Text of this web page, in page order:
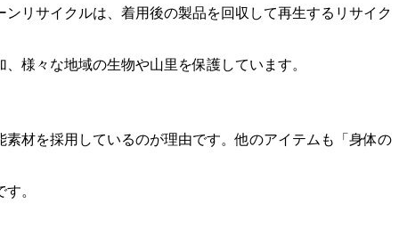
ンリサイクルは、着用後の製品を回収して再生するリサイク
様々な地域の生物や山里を保護しています。
材を採用しているのが理由です。他のアイテムも
「身体の
。